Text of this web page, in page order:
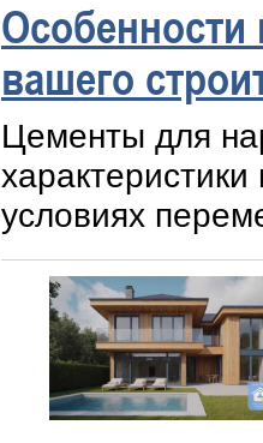
вашего
Цементы для
условиях